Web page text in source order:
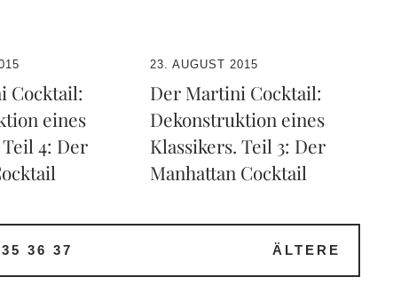
Cocktail:
eines
4: Der
23. AUGUST 2015
Der Martini Cocktail:
Dekonstruktion eines
Klassikers. Teil 3: Der
Manhattan Cocktail
35 36 37 ÄLTERE